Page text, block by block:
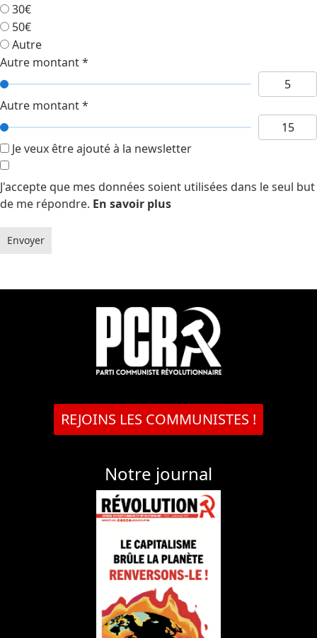
30€
50€
Autre
Autre montant*
Autre montant*
Je veux être ajouté à la newsletter
J'accepte que mes données soient utilisées dans le seul but
de me répondre. En savoir plus
Envoyer
REJOINS LES COMMUNISTES !
Notre journal